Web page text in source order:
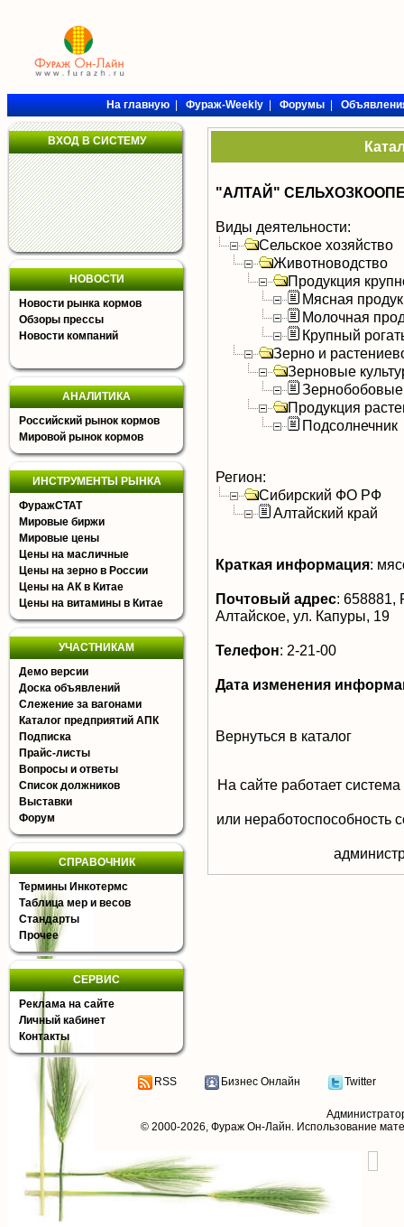
На главную|Фураж-Weekly|Форумы|
ВХОД В СИСТЕМУ
НОВОСТИ
Новости рынка кормов
Обзоры прессы
Новости компаний
АНАЛИТИКА
Российский рынок кормов
Мировой рынок кормов
ИНСТРУМЕНТЫ РЫНКА
ФуражСТАТ
Мировые биржи
Мировые цены
Цены на масличные
Цены на зерно в России
Цены на АК в Китае
Цены на витамины в Китае
УЧАСТНИКАМ
Демо версии
Доска объявлений
Слежение за вагонами
Каталог предприятий АПК
Подписка
Прайс-листы
Вопросы и ответы
Список должников
Выставки
Форум
СПРАВОЧНИК
Термины Инкотермс
Таблица мер и весов
Стандарты
Прочее
СЕРВИС
Реклама на сайте
Личный кабинет
Контакты
"АЛТАЙ"
Виды деятельности:
Сельское хозяйство
Животноводство
Продукция
Мясная
Молочная
Крупный
Зерно и
Зерновые
Зернобобовые
Продукция
Подсолнечник
Регион:
Сибирский ФО РФ
Алтайский край
Краткая информация:
Почтовый адрес: 658881,
Алтайское, ул. Капуры, 19
Телефон: 2-21-00
Дата изменения
Вернуться в каталог
На сайте работает
или неработоспособность
RSS Бизнес Онлайн Twitter
© 2000-2026, Фураж Он-Лайн. Использование